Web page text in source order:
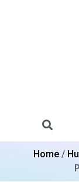
Home/